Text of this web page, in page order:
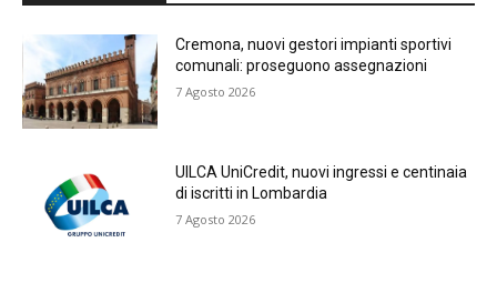
Cremona, nuovi gestori impianti sportivi
comunali: proseguono assegnazioni
7 Agosto 2026
UILCA UniCredit, nuovi ingressi e centinaia
di iscritti in Lombardia
7 Agosto 2026